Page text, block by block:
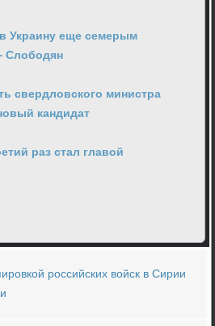
Украину еще семерым
Слободян
свердловского министра
кандидат
раз стал главой
российских войск в Сирии